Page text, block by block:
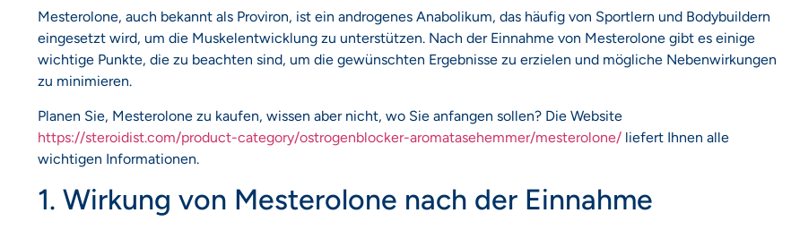
Mesterolone, auch bekannt als Proviron, ist ein androgenes Anabolikum, das häufig von Sportlern und Bodybuildern
eingesetzt wird, um die Muskelentwicklung zu unterstützen. Nach der Einnahme von Mesterolone gibt es einige
wichtige Punkte, die zu beachten sind, um die gewünschten Ergebnisse zu erzielen und mögliche Nebenwirkungen
zu minimieren.
Planen Sie, Mesterolone zu kaufen, wissen aber nicht, wo Sie anfangen sollen? Die Website
https://steroidist.com/product-category/ostrogenblocker-aromatasehemmer/mesterolone/ liefert Ihnen alle
wichtigen Informationen.
1. Wirkung von Mesterolone nach der Einnahme